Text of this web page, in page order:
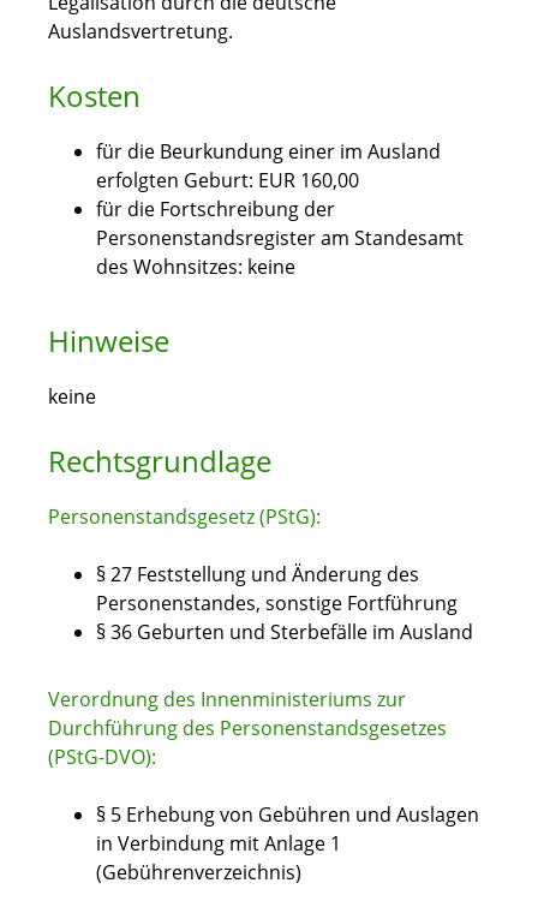
Auslandsvertretung.
Kosten
für die Beurkundung einer im Ausland
erfolgten Geburt: EUR 160,00
für die Fortschreibung der
Personenstandsregister am Standesamt
des Wohnsitzes: keine
Hinweise
keine
Rechtsgrundlage
Personenstandsgesetz (PStG):
§ 27 Feststellung und Änderung des
Personenstandes, sonstige Fortführung
§ 36 Geburten und Sterbefälle im Ausland
Verordnung des Innenministeriums zur
Durchführung des Personenstandsgesetzes
(PStG-DVO):
§ 5 Erhebung von Gebühren und Auslagen
in Verbindung mit Anlage 1
(Gebührenverzeichnis)